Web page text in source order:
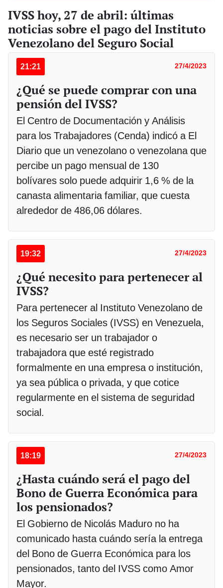
IVSS hoy, 27 de abril: últimas
noticias sobre el pago del Instituto
Venezolano del Seguro Social
21:21 27/4/2023
¿Qué se puede comprar con una
pensión del IVSS?
El Centro de Documentación y Análisis
para los Trabajadores (Cenda) indicó a El
Diario que un venezolano o venezolana que
percibe un pago mensual de 130
bolívares solo puede adquirir 1,6 % de la
canasta alimentaria familiar, que cuesta
alrededor de 486,06 dólares.
19:32 27/4/2023
¿Qué necesito para pertenecer al
IVSS?
Para pertenecer al Instituto Venezolano de
los Seguros Sociales (IVSS) en Venezuela,
es necesario ser un trabajador o
trabajadora que esté registrado
formalmente en una empresa o institución,
ya sea pública o privada, y que cotice
regularmente en el sistema de seguridad
social.
18:19 27/4/2023
¿Hasta cuándo será el pago del
Bono de Guerra Económica para
los pensionados?
El Gobierno de Nicolás Maduro no ha
comunicado hasta cuándo sería la entrega
del Bono de Guerra Económica para los
pensionados, tanto del IVSS como Amor
Mayor.